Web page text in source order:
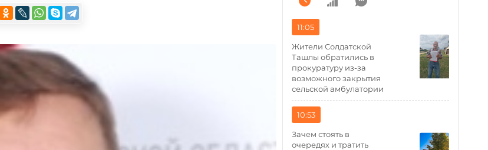
11:05
Жители Солдатской
Ташлы обратились в
прокуратуру из-за
возможного закрытия
сельской амбулатории
10:53
Зачем стоять в
очередях и тратить